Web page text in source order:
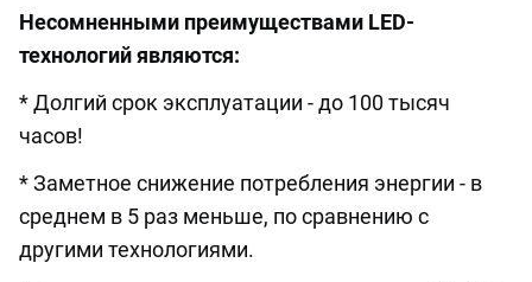
Несомненными преимуществами LED-
технологий являются:
* Долгий срок эксплуатации - до 100 тысяч
часов!
* Заметное снижение потребления энергии - в
среднем в 5 раз меньше, по сравнению с
другими технологиями.